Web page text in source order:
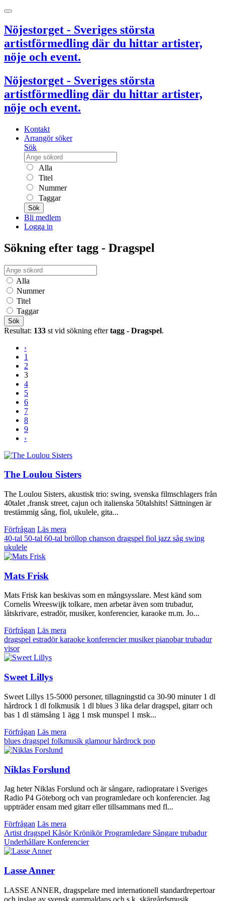
Nöjestorget - Sveriges största
artistförmedling där du hittar artister,
nöje och event.
Nöjestorget - Sveriges största
artistförmedling där du hittar artister,
nöje och event.
Kontakt
Arrangör söker
Sök
Alla
Titel
Nummer
Taggar
Sök
Bli medlem
Logga in
Sökning efter tagg - Dragspel
Alla
Nummer
Titel
Taggar
Sök
Resultat: 133 st vid sökning eftertagg - Dragspel.
‹
1
2
3
4
5
6
7
8
9
›
The Loulou Sisters
The Loulou Sisters, akustisk trio: swing, svenska filmschlagers från
40talet ,fransk street, cajun och italienska 50talshits! Sättningen är
trestämmig sång, fiol, ukulele, gita...
Förfrågan Läs mera
40-tal 50-tal 60-tal bröllop chanson dragspel fiol jazz såg swing
ukulele
Mats Frisk
Mats Frisk kan beskivas som en mångsysslare. Mest känd som
Cornelis Wreeswijk tolkare, men arbetar även som trubadur,
låtskrivare, estradör, musiker, konferencier, karaoke m.m. Jo...
Förfrågan Läs mera
dragspel estradörkaraoke konferenciermusikerpianobartrubadur
visor
Sweet Lillys
Sweet Lillys 15-5000 personer, tillagningstid ca 30-90 minuter 1 dl
hårdrock 1 dl folkmusik 1 dl blues 3 lika delar dragspel, gitarr och
bas 1 dl stämsång 1 ägg 1 msk munspel 1 msk...
Förfrågan Läs mera
blues dragspel folkmusik glamourhårdrock pop
Niklas Forslund
Jag heter Niklas Forslund och är sångare, radiopratare i Sveriges
Radio P4 Göteborg och van programledare och konferencier. Jag
uppträder ensam med gitarr eller tillsammans med fl...
Förfrågan Läs mera
Artist dragspel KåsörKrönikörProgramledare Sångare trubadur
Underhållare Konferencier
Lasse Anner
LASSE ANNER, dragspelare med internationell standardrepertoar
och inslag av svensk gammaldans och s.k. skärgårdsmusik.